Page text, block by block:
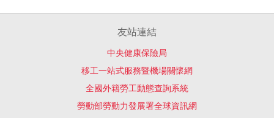
友站連結
中央健康保險局
移工一站式服務暨機場關懷網
全國外籍勞工動態查詢系統
勞動部勞動力發展署全球資訊網